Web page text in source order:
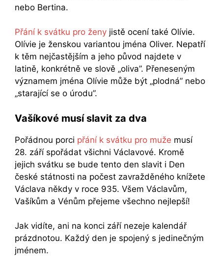
nebo Bertina.
Přání k svátku pro ženy jistě ocení také Olívie.
Olívie je ženskou variantou jména Oliver. Nepatří
k těm nejčastějším a jeho původ najdete v
latině, konkrétně ve slově „oliva”. Přeneseným
významem jména Olívie může být „plodná” nebo
„starající se o úrodu”.
Vašíkové musí slavit za dva
Pořádnou porci přání k svátku pro muže musí
28. září spořádat všichni Václavové. Kromě
jejich svátku se bude tento den slavit i Den
české státnosti na počest zavražděného knížete
Václava někdy v roce 935. Všem Václavům,
Vašíkům a Vénům přejeme všechno nejlepší!
Jak vidíte, ani na konci září nezeje kalendář
prázdnotou. Každý den je spojený s jedinečným
jménem.